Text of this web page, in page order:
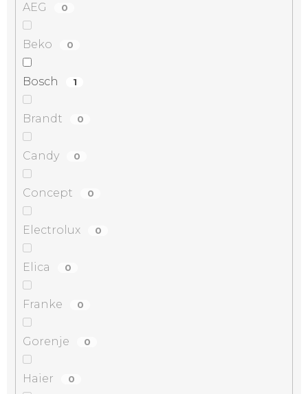
AEG 0
Beko 0
Bosch 1
Brandt 0
Candy 0
Concept 0
Electrolux 0
Elica 0
Franke 0
Gorenje 0
Haier 0